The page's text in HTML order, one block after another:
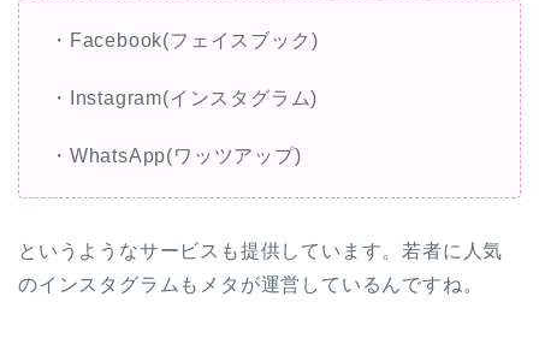
・Facebook(フェイスブック)
・Instagram(インスタグラム)
・WhatsApp(ワッツアップ)
というようなサービスも提供しています。若者に人気
のインスタグラムもメタが運営しているんですね。